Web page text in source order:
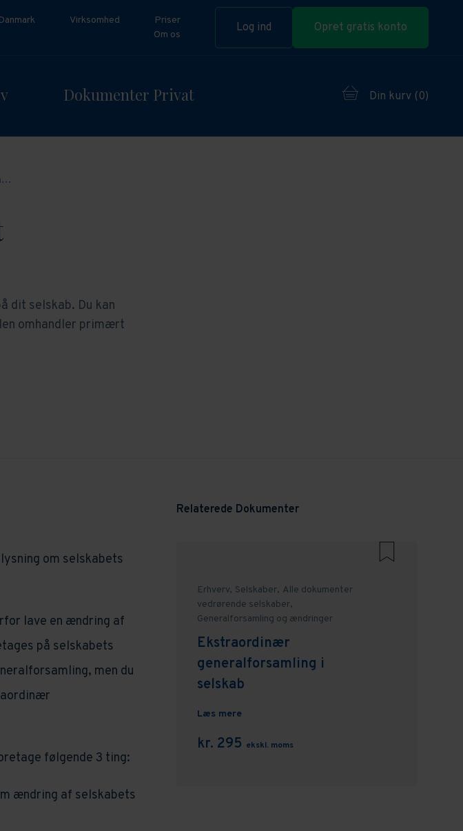
Virksomhed
Priser
Om os
Log ind Opret gratis konto
Dokumenter Privat Din kurv (0)
dit selskab. Du kan
omhandler primært
om selskabets
lave en ændring af
på selskabets
men du
følgende 3 ting:
ændring af selskabets
Relaterede Dokumenter
Erhverv, Selskaber, Alle dokumenter
vedrørende selskaber,
Generalforsamling og ændringer
Ekstraordinær
generalforsamling i
selskab
Læs mere
kr. 295 ekskl. moms